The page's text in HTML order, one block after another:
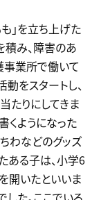
」を立ち上げた
積み、障害のあ
事業所で働いて
動をスタートし、
たりにしてきま
くようになった
わなどのグッズ
ある子は、小学6
開いたといいま